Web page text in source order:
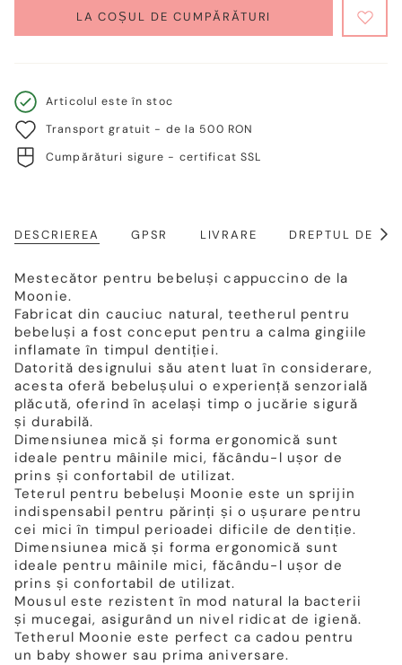
LA COȘUL DE CUMPĂRĂTURI
Articolul este în stoc
Transport gratuit - de la 500 RON
Cumpărături sigure - certificat SSL
DESCRIEREA GPSR LIVRARE DREPTUL DE
Mestecător pentru bebeluși cappuccino de la
Moonie.
Fabricat din cauciuc natural, teetherul pentru
bebeluși a fost conceput pentru a calma gingiile
inflamate în timpul dentiției.
Datorită designului său atent luat în considerare,
acesta oferă bebelușului o experiență senzorială
plăcută, oferind în același timp o jucărie sigură
și durabilă.
Dimensiunea mică și forma ergonomică sunt
ideale pentru mâinile mici, făcându-l ușor de
prins și confortabil de utilizat.
Teterul pentru bebeluși Moonie este un sprijin
indispensabil pentru părinți și o ușurare pentru
cei mici în timpul perioadei dificile de dentiție.
Dimensiunea mică și forma ergonomică sunt
ideale pentru mâinile mici, făcându-l ușor de
prins și confortabil de utilizat.
Mousul este rezistent în mod natural la bacterii
și mucegai, asigurând un nivel ridicat de igienă.
Tetherul Moonie este perfect ca cadou pentru
un baby shower sau prima aniversare.